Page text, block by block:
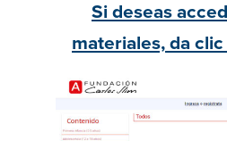
Si deseas
materiales, da